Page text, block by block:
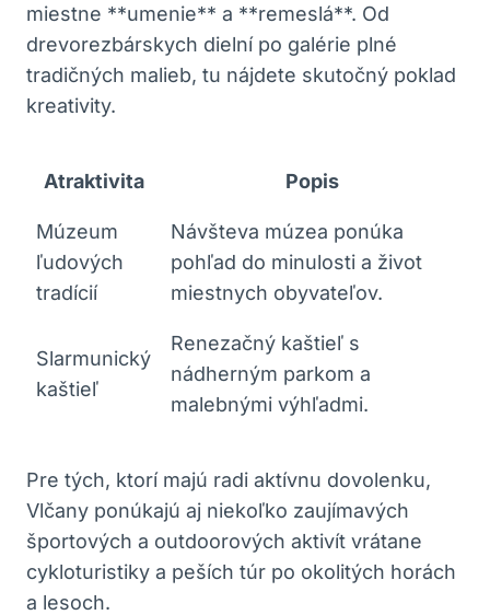
miestne **umenie** a **remeslá**. Od
drevorezbárskych dielní po galérie ⁢plné
tradičných malieb, tu nájdete skutočný poklad
kreativity.
Atraktivita Popis
Múzeum
ľudových​
tradícií
Návšteva múzea ponúka
pohľad ⁤do minulosti ⁣a život
miestnych⁢ obyvateľov.
Slarmunický
​kaštieľ
Renezačný kaštieľ s‍
nádherným parkom a
malebnými výhľadmi.
Pre tých,‌ ktorí majú⁣ radi aktívnu ⁤dovolenku,
Vlčany ⁣ponúkajú​ aj niekoľko zaujímavých
športových ‌a‍ outdoorových aktivít vrátane
cykloturistiky ‌a peších túr ‌po okolitých ‌horách
a lesoch.